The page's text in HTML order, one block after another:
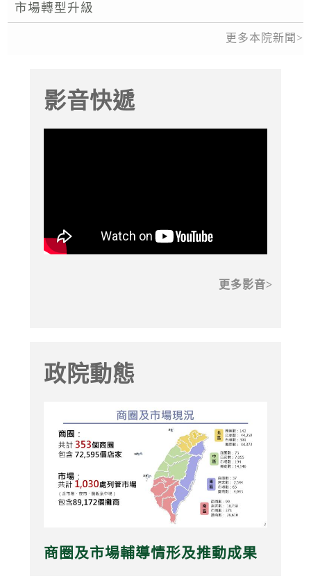
市場轉型升級
更多本院新聞
影音快遞
更多影音
政院動態
商圈及市場輔導情形及推動成果